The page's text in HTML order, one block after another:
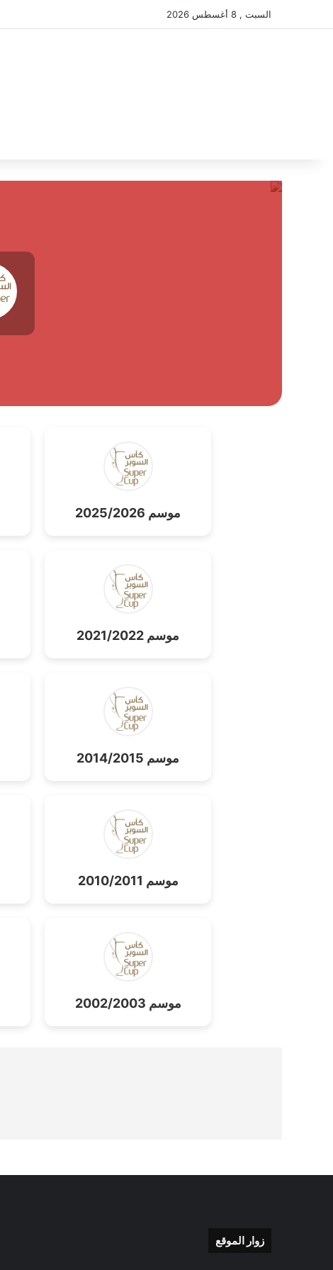
السبت , 8 أغسطس 2026
موسم 2025/2026
موسم 2021/2022
موسم 2014/2015
موسم 2010/2011
موسم 2002/2003
زوار الموقع